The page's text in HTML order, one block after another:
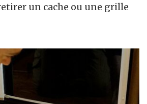
un cache ou une grille